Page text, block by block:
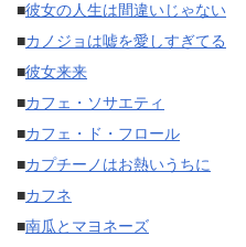
■彼女の人生は間違いじゃない
■カノジョは嘘を愛しすぎてる
■彼女来来
■カフェ・ソサエティ
■カフェ・ド・フロール
■カプチーノはお熱いうちに
■カフネ
■南瓜とマヨネーズ